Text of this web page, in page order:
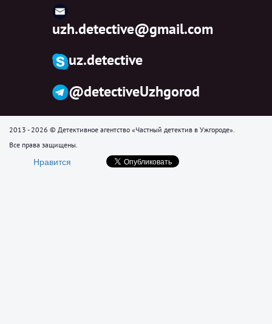
uzh.detective@gmail.com
uz.detective
@detectiveUzhgorod
2013 - 2026 © Детективное агентство «Частный детектив в Ужгороде».
Все права защищены.
Нравится